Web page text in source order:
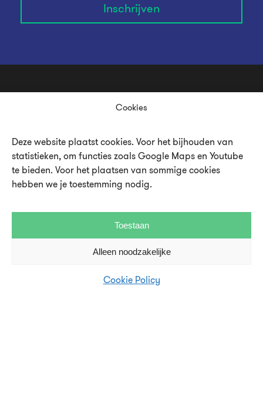
Cookies
Deze website plaatst cookies. Voor het bijhouden van
statistieken, om functies zoals Google Maps en Youtube
te bieden. Voor het plaatsen van sommige cookies
hebben we je toestemming nodig.
Toestaan
Alleen noodzakelijke
Cookie Policy
Inschrijven
Over UMU
Vacatures en stages
Disclaimer en privacystatement